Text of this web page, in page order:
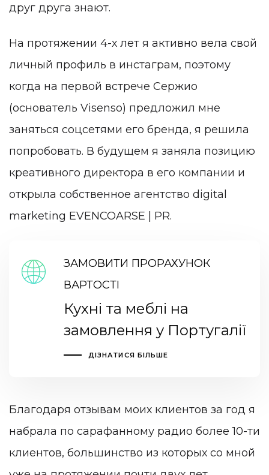
друг друга знают.
На протяжении 4-х лет я активно вела свой
личный профиль в инстаграм, поэтому
когда на первой встрече Сержио
(основатель Visenso) предложил мне
заняться соцсетями его бренда, я решила
попробовать. В будущем я заняла позицию
креативного директора в его компании и
открыла собственное агентство digital
marketing EVENCOARSE | PR.
ЗАМОВИТИ ПРОРАХУНОК
ВАРТОСТІ
Кухні та меблі на
замовлення у Португалії
ДІЗНАТИСЯ БІЛЬШЕ
Благодаря отзывам моих клиентов за год я
набрала по сарафанному радио более 10-ти
клиентов, большинство из которых со мной